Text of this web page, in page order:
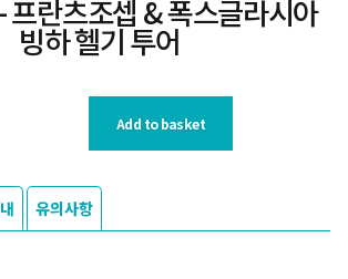
프란츠조셉 & 폭스글라시아
빙하 헬기 투어
Add to basket
유의사항